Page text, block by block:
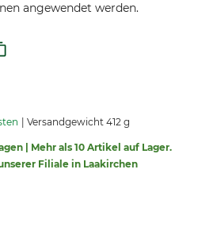
angewendet werden.
Versandgewicht 412 g
| Mehr als 10 Artikel auf Lager.
Filiale in Laakirchen